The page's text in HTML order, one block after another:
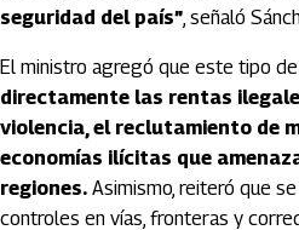
seguridad del país”, señaló
El ministro agregó que este tipo
directamente las rentas
violencia, el reclutamiento de
economías ilícitas que
regiones. Asimismo, reiteró que
controles en vías, fronteras y